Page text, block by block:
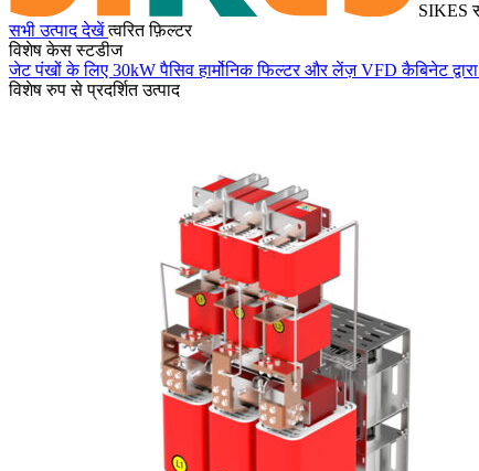
SIKES
सभी उत्पाद देखें त्वरित फ़िल्टर
विशेष केस स्टडीज
जेट पंखों के लिए 30kW पैसिव हार्मोनिक फिल्टर और लेंज़ VFD कैबिनेट
विशेष रुप से प्रदर्शित उत्पाद